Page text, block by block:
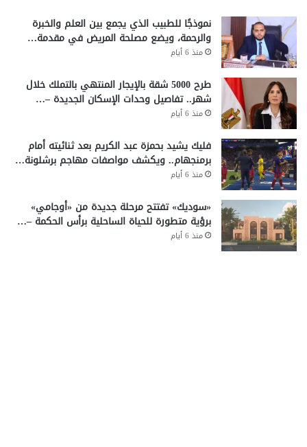
نموذجًا للطبيب الذي يجمع بين العلم والخبرة
والرحمة، ويضع مصلحة المريض في مقدمة…
منذ 6 أيام
طرح 5000 شقة بالإيجار المنتهي بالتملك خلال
شهر.. تفاصيل وحدات الإسكان الجديدة –…
منذ 6 أيام
فليك يشيد بحمزة عبد الكريم بعد ثنائيته أمام
برمنجهام.. ويكشف مواصفات مهاجم برشلونة…
منذ 6 أيام
«سوديك» تفتتح مرحلة جديدة من «أوجامي»
برؤية متطورة للحياة الساحلية برأس الحكمة –…
منذ 6 أيام